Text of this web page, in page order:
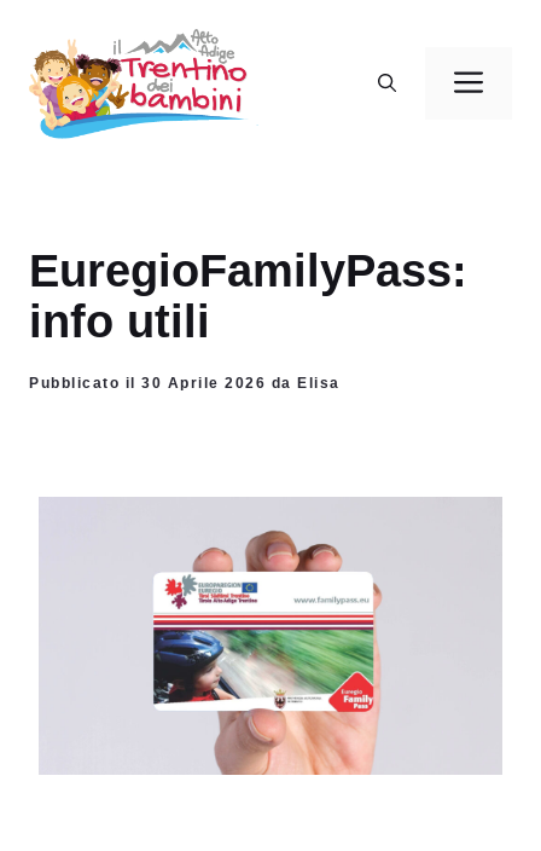
contenuto
EuregioFamilyPass:
info utili
Pubblicato il 30 Aprile 2026 da Elisa